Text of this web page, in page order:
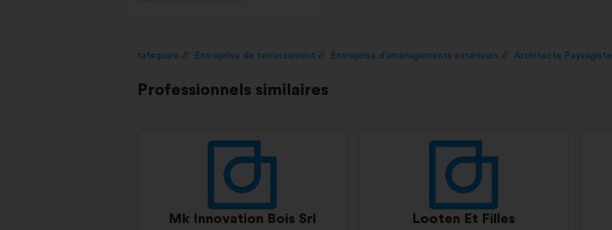
tafsquare Entreprise de terrassement Entreprise d'aménagements extérieurs Architecte Paysagiste
Professionnels similaires
Mk Innovation Bois Srl Looten Et Filles